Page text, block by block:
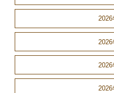
2026
2026
2026
2026